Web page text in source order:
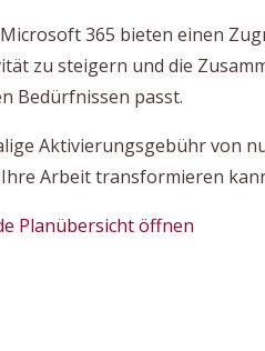
365 bieten einen
zu steigern und die
Bedürfnissen passt.
Aktivierungsgebühr von
Arbeit transformieren
Planübersicht öffnen